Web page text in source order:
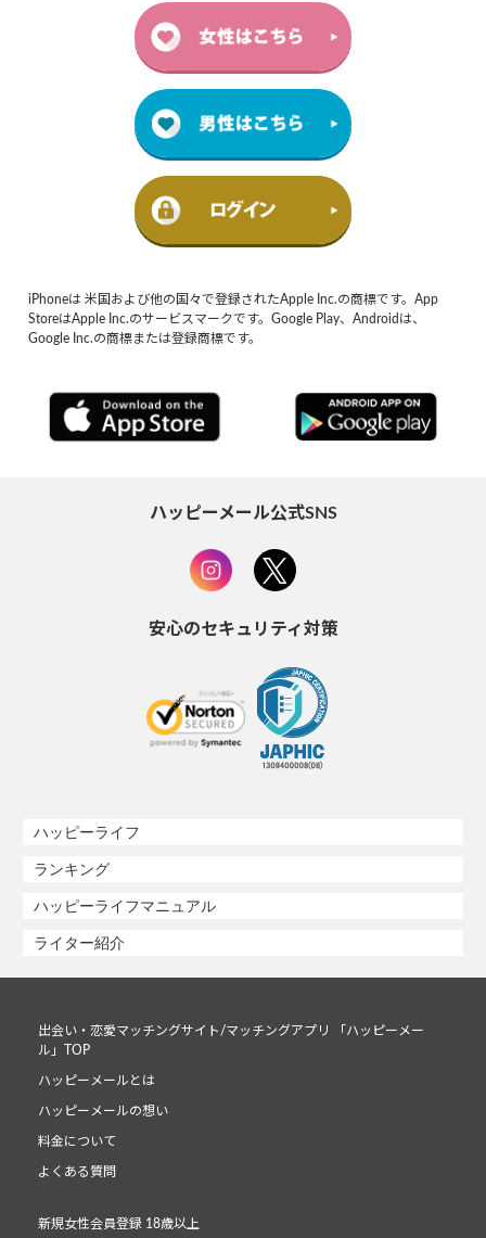
iPhoneは 米国および他の国々で登録されたApple Inc.の商標です。App
StoreはApple Inc.のサービスマークです。Google Play、Androidは、
Google Inc.の商標または登録商標です。
ハッピーメール公式SNS
安心のセキュリティ対策
ハッピーライフ
ランキング
ハッピーライフマニュアル
ライター紹介
出会い・恋愛マッチングサイト/マッチングアプリ 「ハッピーメー
ル」TOP
ハッピーメールとは
ハッピーメールの想い
料金について
よくある質問
新規女性会員登録 18歳以上